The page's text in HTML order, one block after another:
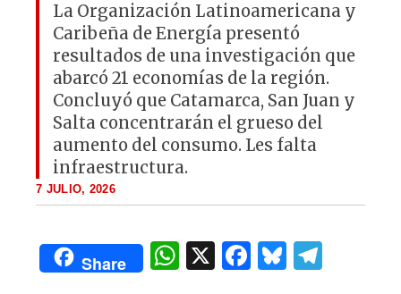
La Organización Latinoamericana y
Caribeña de Energía presentó
resultados de una investigación que
abarcó 21 economías de la región.
Concluyó que Catamarca, San Juan y
Salta concentrarán el grueso del
aumento del consumo. Les falta
infraestructura.
7 JULIO, 2026
Share
W X F
B